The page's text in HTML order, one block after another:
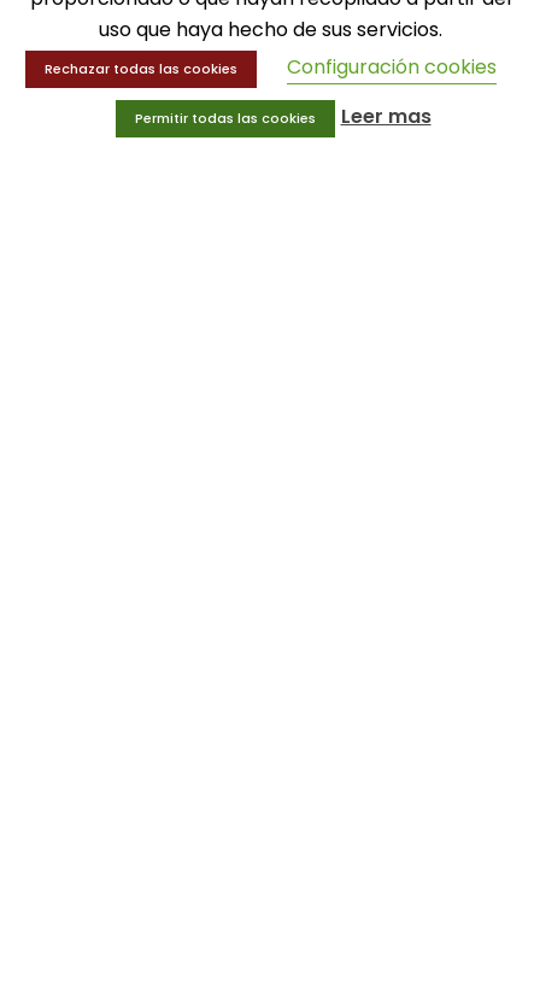
Balones
Educación física
Entrenamiento y educación física
uso que haya hecho de sus servicios.
Rechazar todas las cookies Configuración cookies
Permitir todas las cookies Leer mas